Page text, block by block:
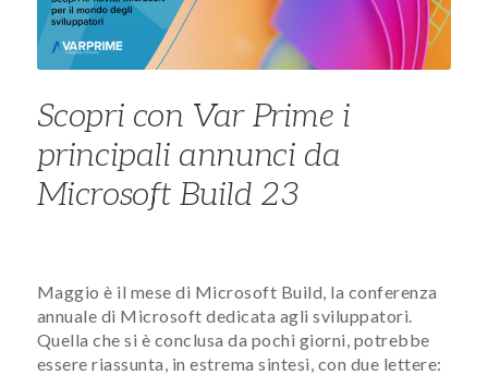
Scopri con Var Prime i
principali annunci da
Microsoft Build 23
Maggio è il mese di Microsoft Build, la conferenza
annuale di Microsoft dedicata agli sviluppatori.
Quella che si è conclusa da pochi giorni, potrebbe
essere riassunta, in estrema sintesi, con due lettere: